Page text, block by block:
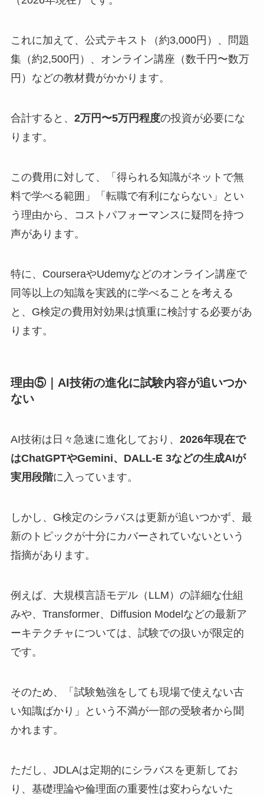
これに加えて、公式テキスト（約3,000円）、問題
集（約2,500円）、オンライン講座（数千円〜数万
円）などの教材費がかかります。
合計すると、 2万円〜5万円程度の投資が必要にな
ります。
この費用に対して、「得られる知識がネットで無
料で学べる範囲」「転職で有利にならない」とい
う理由から、コストパフォーマンスに疑問を持つ
声があります。
特に、CourseraやUdemyなどのオンライン講座で
同等以上の知識を実践的に学べることを考える
と、G検定の費用対効果は慎重に検討する必要があ
ります。
理由⑤｜AI技術の進化に試験内容が追いつか
ない
AI技術は日々急速に進化しており、 2026年現在で
はChatGPTやGemini、DALL-E 3などの生成AIが
実用段階に入っています。
しかし、G検定のシラバスは更新が追いつかず、最
新のトピックが十分にカバーされていないという
指摘があります。
例えば、大規模言語モデル（LLM）の詳細な仕組
みや、Transformer、Diffusion Modelなどの最新ア
ーキテクチャについては、試験での扱いが限定的
です。
そのため、「試験勉強をしても現場で使えない古
い知識ばかり」という不満が一部の受験者から聞
かれます。
ただし、JDLAは定期的にシラバスを更新してお
り、基礎理論や倫理面の重要性は変わらないた